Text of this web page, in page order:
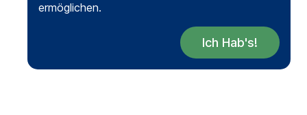
ermöglichen.
Ich Hab's!